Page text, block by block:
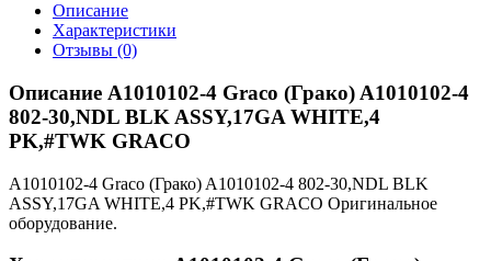
Описание
Характеристики
Отзывы (0)
Описание A1010102-4 Graco (Грако) A1010102-4
802-30,NDL BLK ASSY,17GA WHITE,4
PK,#TWK GRACO
A1010102-4 Graco (Грако) A1010102-4 802-30,NDL BLK
ASSY,17GA WHITE,4 PK,#TWK GRACO Оригинальное
оборудование.